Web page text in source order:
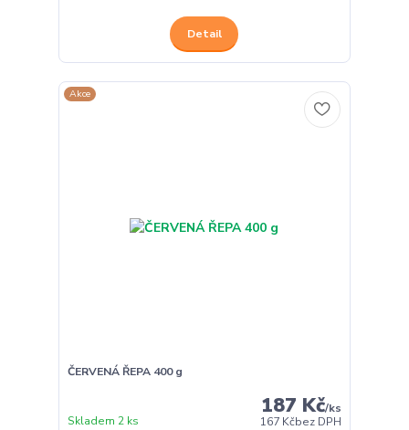
Detail
Akce
ČERVENÁ ŘEPA 400 g
187 Kč/ks
167 Kčbez DPH
Skladem 2 ks